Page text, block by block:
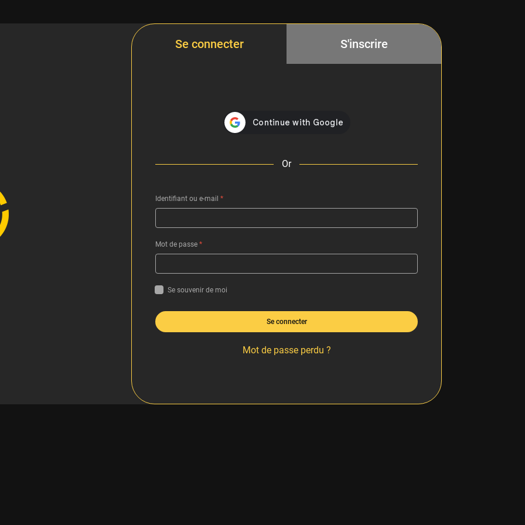
Se connecter S'inscrire
Or
Identifiant ou e-mail *
Mot de passe *
Se souvenir de moi
Se connecter
Mot de passe perdu ?